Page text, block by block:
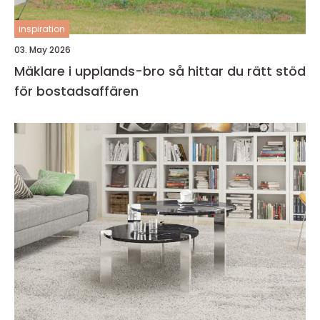
inspiration
03. May 2026
Mäklare i upplands-bro så hittar du rätt stöd
för bostadsaffären